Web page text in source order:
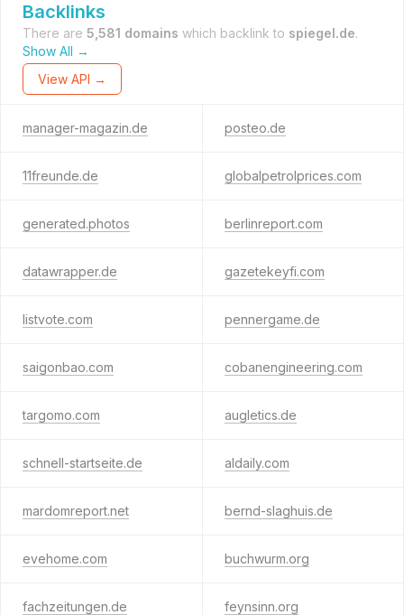
Backlinks
There are 5,581 domains which backlink to spiegel.de.
Show All →
View API →
manager-magazin.de posteo.de
11freunde.de globalpetrolprices.com
generated.photos berlinreport.com
datawrapper.de gazetekeyfi.com
listvote.com pennergame.de
saigonbao.com cobanengineering.com
targomo.com augletics.de
schnell-startseite.de aldaily.com
mardomreport.net bernd-slaghuis.de
evehome.com buchwurm.org
fachzeitungen.de feynsinn.org